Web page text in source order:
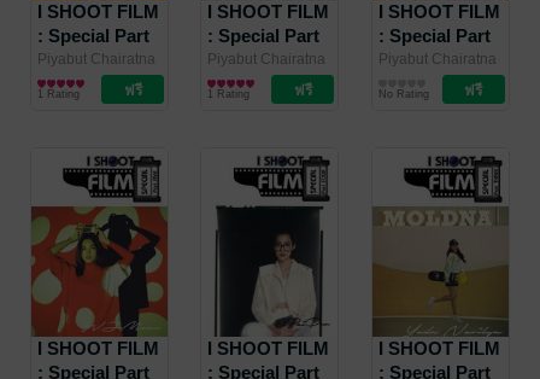
I SHOOT FILM
: Special Part
Eight
Piyabut Chairatna
/ I SHOOT FILM
MAGAZINE
ศิลปะและภาพถ่าย
1 Rating
I SHOOT FILM
: Special Part
Seven
Piyabut Chairatna
/ I SHOOT FILM
MAGAZINE
ศิลปะและภาพถ่าย
1 Rating
I SHOOT FILM
: Special Part
Six
Piyabut Chairatna
/ I SHOOT FILM
MAGAZINE
ศิลปะและภาพถ่าย
No Rating
I SHOOT FILM
: Special Part
I SHOOT FILM
: Special Part
I SHOOT FILM
: Special Part